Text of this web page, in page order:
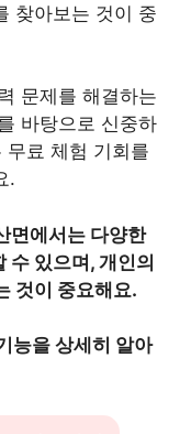
찾아보는 것이 중
문제를 해결하는
바탕으로 신중하
무료 체험 기회를
.
면에서는 다양한
수 있으며, 개인의
것이 중요해요.
능을 상세히 알아